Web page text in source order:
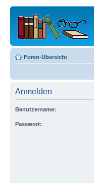
Foren-Übersicht
Anmelden
Benutzername:
Passwort: